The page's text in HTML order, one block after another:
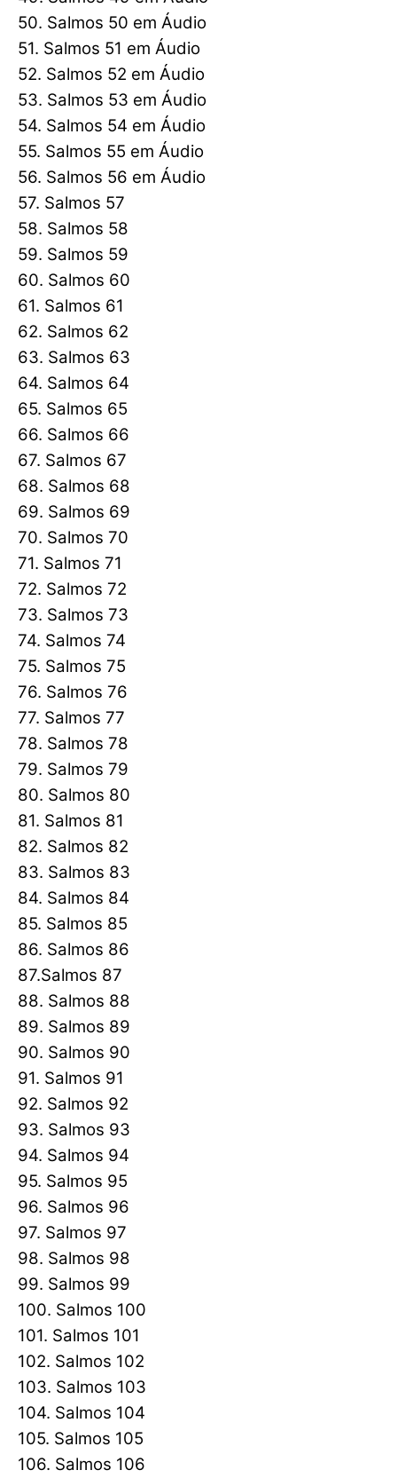
50. Salmos 50 em Áudio
51. Salmos 51 em Áudio
52. Salmos 52 em Áudio
53. Salmos 53 em Áudio
54. Salmos 54 em Áudio
55. Salmos 55 em Áudio
56. Salmos 56 em Áudio
57. Salmos 57
58. Salmos 58
59. Salmos 59
60. Salmos 60
61. Salmos 61
62. Salmos 62
63. Salmos 63
64. Salmos 64
65. Salmos 65
66. Salmos 66
67. Salmos 67
68. Salmos 68
69. Salmos 69
70. Salmos 70
71. Salmos 71
72. Salmos 72
73. Salmos 73
74. Salmos 74
75. Salmos 75
76. Salmos 76
77. Salmos 77
78. Salmos 78
79. Salmos 79
80. Salmos 80
81. Salmos 81
82. Salmos 82
83. Salmos 83
84. Salmos 84
85. Salmos 85
86. Salmos 86
87.Salmos 87
88. Salmos 88
89. Salmos 89
90. Salmos 90
91. Salmos 91
92. Salmos 92
93. Salmos 93
94. Salmos 94
95. Salmos 95
96. Salmos 96
97. Salmos 97
98. Salmos 98
99. Salmos 99
100. Salmos 100
101. Salmos 101
102. Salmos 102
103. Salmos 103
104. Salmos 104
105. Salmos 105
106. Salmos 106